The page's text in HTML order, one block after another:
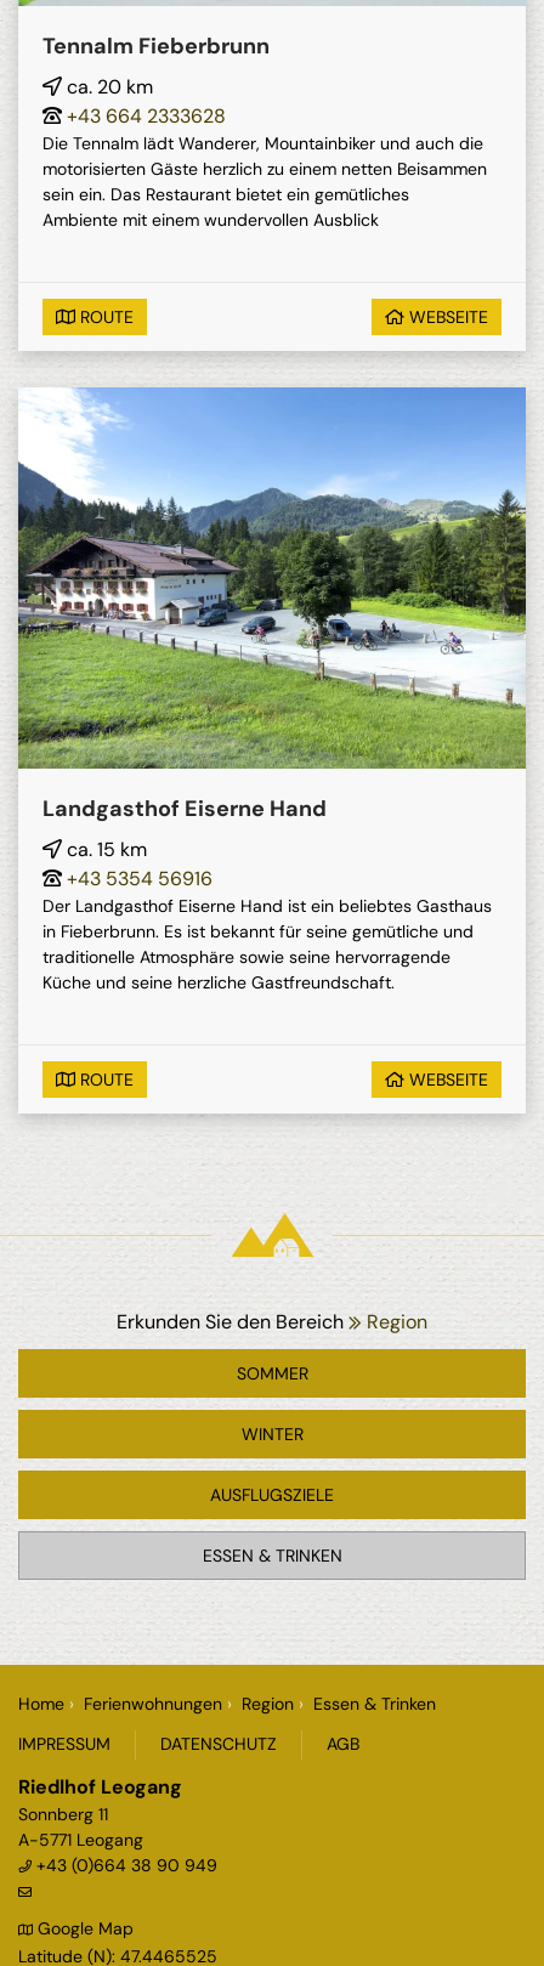
Tennalm Fieberbrunn
ca. 20 km
+43 664 2333628
Die Tennalm lädt Wanderer, Mountainbiker und auch die
motorisierten Gäste herzlich zu einem netten Beisammen
sein ein. Das Restaurant bietet ein gemütliches
Ambiente mit einem wundervollen Ausblick
ROUTE WEBSEITE
Landgasthof Eiserne Hand
ca. 15 km
+43 5354 56916
Der Landgasthof Eiserne Hand ist ein beliebtes Gasthaus
in Fieberbrunn. Es ist bekannt für seine gemütliche und
traditionelle Atmosphäre sowie seine hervorragende
Küche und seine herzliche Gastfreundschaft.
ROUTE WEBSEITE
Erkunden Sie den Bereich Region
SOMMER
WINTER
AUSFLUGSZIELE
ESSEN & TRINKEN
Home Ferienwohnungen Region
Essen & Trinken
IMPRESSUM
DATENSCHUTZ AGB
Riedlhof Leogang
Sonnberg 11
A-5771 Leogang
+43 (0)664 38 90 949
Google Map
Latitude (N): 47.4465525